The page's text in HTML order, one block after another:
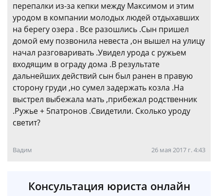
перепалки из-за кепки между Максимом и этим
уродом в компании молодых людей отдыхавших
на берегу озера . Все разошлись .Сын пришел
домой ему позвонила невеста ,он вышел на улицу
начал разговаривать .Увидел урода с ружьем
входящим в ограду дома .В результате
дальнейших действий сын был ранен в правую
сторону груди ,но сумел задержать козла .На
выстрел выбежала мать ,прибежал родственник
.Ружье + 5патронов .Свидетили. Сколько уроду
светит?
Вадим 26 мая 2017 г. 4:43
Консультация юриста онлайн